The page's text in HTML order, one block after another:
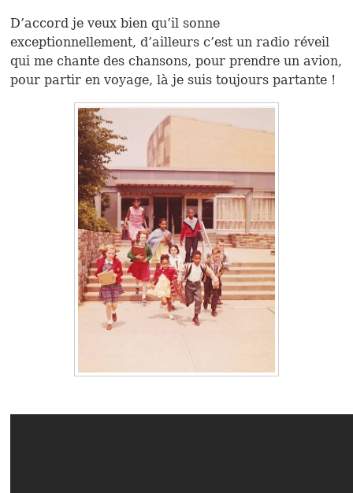
D’accord je veux bien qu’il sonne
exceptionnellement, d’ailleurs c’est un radio réveil
qui me chante des chansons, pour prendre un avion,
pour partir en voyage, là je suis toujours partante !